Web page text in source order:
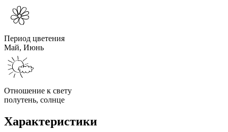
Период цветения
Май, Июнь
Отношение к свету
полутень, солнце
Характеристики